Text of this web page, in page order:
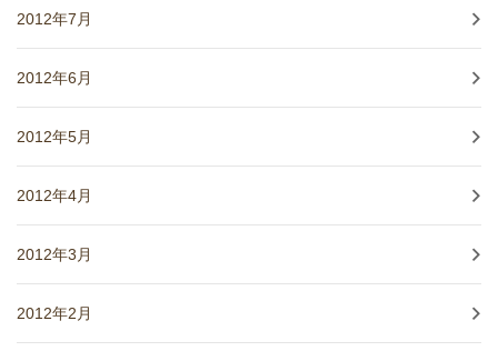
2012年7月
2012年6月
2012年5月
2012年4月
2012年3月
2012年2月